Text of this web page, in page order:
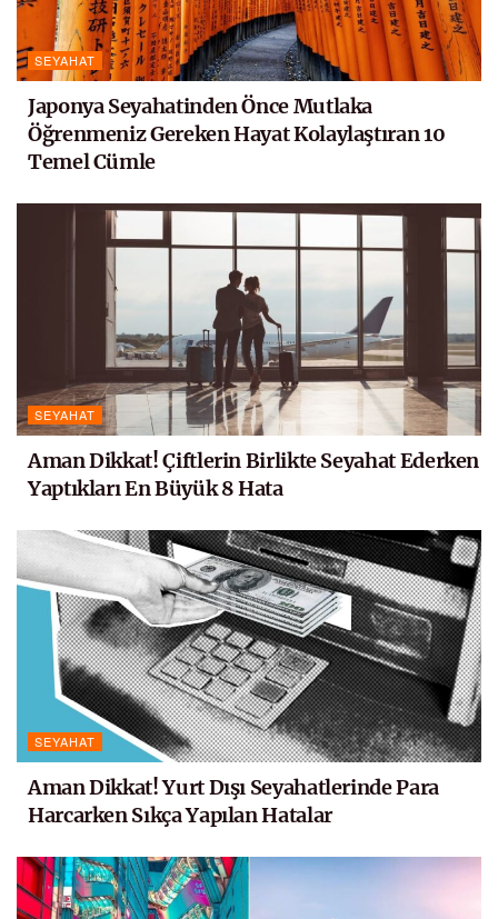
SEYAHAT
Japonya Seyahatinden Önce Mutlaka
Öğrenmeniz Gereken Hayat Kolaylaştıran 10
Temel Cümle
SEYAHAT
Aman Dikkat! Çiftlerin Birlikte Seyahat Ederken
Yaptıkları En Büyük 8 Hata
SEYAHAT
Aman Dikkat! Yurt Dışı Seyahatlerinde Para
Harcarken Sıkça Yapılan Hatalar